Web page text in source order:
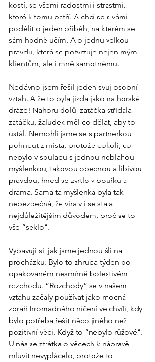
kostí, se všemi radostmi i strastmi,
které k tomu patří. A chci se s vámi
podělit o jeden příběh, na kterém se
sám hodně učím. A o jednu velkou
pravdu, která se potvrzuje nejen mým
klientům, ale i mně samotnému.
Nedávno jsem řešil jeden svůj osobní
vztah. A že to byla jízda jako na horské
dráze! Nahoru dolů, zatáčka střídala
zatáčku, žaludek měl co dělat, aby to
ustál. Nemohli jsme se s partnerkou
pohnout z místa, protože cokoli, co
nebylo v souladu s jednou neblahou
myšlenkou, takovou obecnou a líbivou
pravdou, hned se zvrtlo v bouřku a
drama. Sama ta myšlenka byla tak
nebezpečná, že víra v í se stala
nejdůležitějším důvodem, proč se to
vše “seklo”.
Vybavuji si, jak jsme jednou šli na
procházku. Bylo to zhruba týden po
opakovaném nesmírně bolestivém
rozchodu. “Rozchody” se v našem
vztahu začaly používat jako mocná
zbraň hromadného ničení ve chvíli, kdy
bylo potřeba řešit něco jiného než
pozitivní věci. Když to “nebylo růžové”.
U nás se ztrátka o věcech k nápravě
mluvit nevyplácelo, protože to